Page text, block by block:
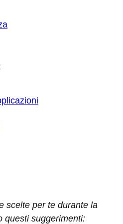
scelte per te durante la
questi suggerimenti: